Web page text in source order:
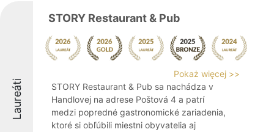
Laureáti
STORY Restaurant & Pub
Pokaż więcej >>
STORY Restaurant & Pub sa nachádza v
Handlovej na adrese Poštová 4 a patrí
medzi popredné gastronomické zariadenia,
ktoré si obľúbili miestni obyvatelia aj